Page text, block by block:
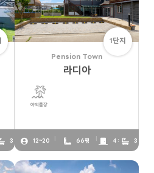
3
1단지
Pension Town
라디아
야외풀장
12~20 66평 4 : 3